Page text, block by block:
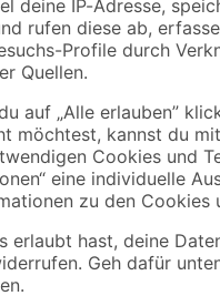
V AC
des Einsatzes
Baustellenalltag
und Gewerbe